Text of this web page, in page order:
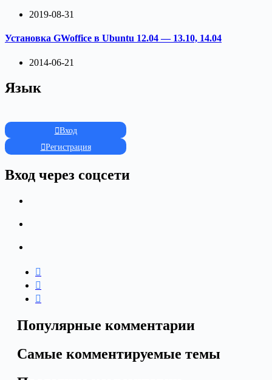
2019-08-31
Установка GWoffice в Ubuntu 12.04 — 13.10, 14.04
2014-06-21
Язык
Вход
Регистрация
Вход через соцсети
Популярные комментарии
Самые комментируемые темы